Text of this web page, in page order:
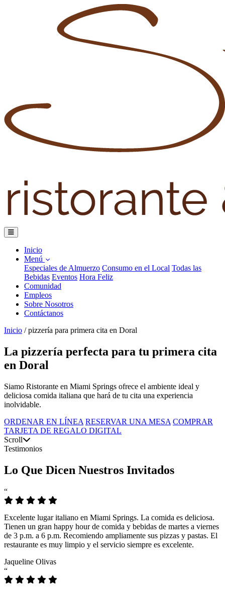
Inicio
Menú
Especiales de Almuerzo Consumo en el Local Todas las
Bebidas Eventos Hora Feliz
Comunidad
Empleos
Sobre Nosotros
Contáctanos
Inicio / pizzería para primera cita en Doral
La pizzería perfecta para tu primera cita
en Doral
Siamo Ristorante en Miami Springs ofrece el ambiente ideal y
deliciosa comida italiana que hará de tu cita una experiencia
inolvidable.
ORDENAR EN LÍNEA RESERVAR UNA MESA COMPRAR
TARJETA DE REGALO DIGITAL
Scroll
Testimonios
Lo Que Dicen Nuestros Invitados
“
Excelente lugar italiano en Miami Springs. La comida es deliciosa.
Tienen un gran happy hour de comida y bebidas de martes a viernes
de 3 p.m. a 6 p.m. Recomiendo ampliamente sus pizzas y pastas. El
restaurante es muy limpio y el servicio siempre es excelente.
Jaqueline Olivas
“